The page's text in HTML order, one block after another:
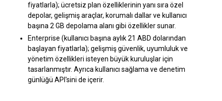
fiyatlarla); ücretsiz plan özelliklerinin yanı sıra özel
depolar, gelişmiş araçlar, korumalı dallar ve kullanıcı
başına 2 GB depolama alanı gibi özellikler sunar.
Enterprise (kullanıcı başına aylık 21 ABD dolarından
başlayan fiyatlarla); gelişmiş güvenlik, uyumluluk ve
yönetim özellikleri isteyen büyük kuruluşlar için
tasarlanmıştır. Ayrıca kullanıcı sağlama ve denetim
günlüğü API'sini de içerir.